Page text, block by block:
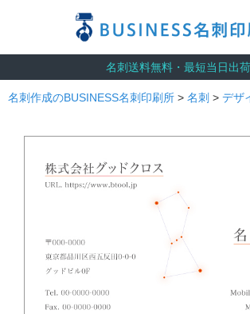
名刺送料無料・最短当日出
名刺作成のBUSINESS名刺印刷所 > 名刺 > デザ